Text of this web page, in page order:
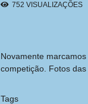
752 VISUALIZAÇÕES
Novamente
competição. Fotos
Tags